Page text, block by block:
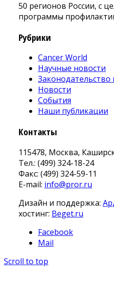
50 регионов России, с
программы
Рубрики
Cancer World
Научные новости
Новости
События
Наши публикации
Контакты
115478, Москва,
Тел.: (499) 324-18-24
Факс: (499) 324-59-11
E-mail: info@pror.ru
Дизайн и поддержка:
хостинг: Beget.ru
Facebook
Mail
Scroll to top